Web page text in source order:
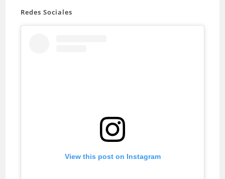
Redes Sociales
View this post on Instagram